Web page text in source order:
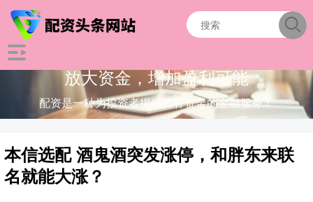
放大资金，增加盈利可能
配资是一种为投资者提供杠杆资金的金融服务！
本信选配 酒鬼酒突发涨停，和胖东来联
名就能大涨？